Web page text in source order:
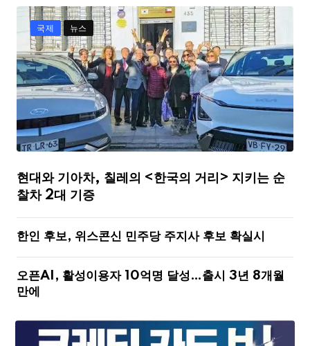
국제 뉴스
현대와 기아차, 칠레의 <한국의 거리> 지키는 순
찰차 2대 기증
한인 후보, 위스콘신 민주당 주지사 후보 확실시
오픈AI, 활성이용자 10억명 달성…출시 3년 8개월
만에